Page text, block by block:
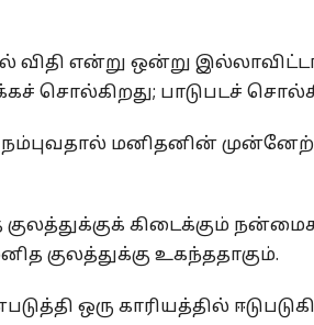
என்று ஒன்று
சொல்கிறது; பாடுபடச்
மனிதனின்
கிடைக்கும்
குலத்துக்கு உகந்ததாகும்.
ஒரு காரியத்தில்